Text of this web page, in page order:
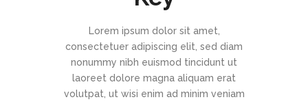
Lorem ipsum dolor sit amet,
consectetuer adipiscing elit, sed diam
nonummy nibh euismod tincidunt ut
laoreet dolore magna aliquam erat
volutpat, ut wisi enim ad minim veniam